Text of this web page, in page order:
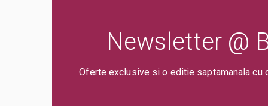
Newsletter @
Oferte exclusive si o editie saptamanala cu